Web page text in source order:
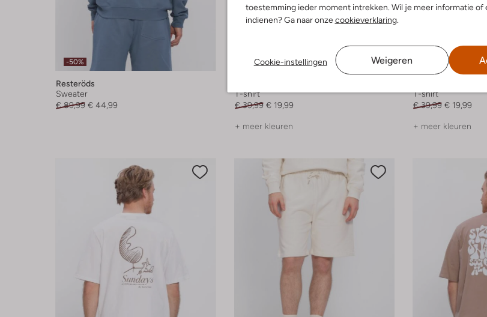
toestemming ieder moment intrekken. Wil je meer informatie of
indienen? Ga naar onzecookieverklaring.
Cookie-instellingen Weigeren
-50%
Resteröds
Sweater
€ 89,99 € 44,99
-50%
T-shirt
€ 39,99 € 19,99
+ meer kleuren
T-shirt
€ 39,99 € 19,99
+ meer kleuren